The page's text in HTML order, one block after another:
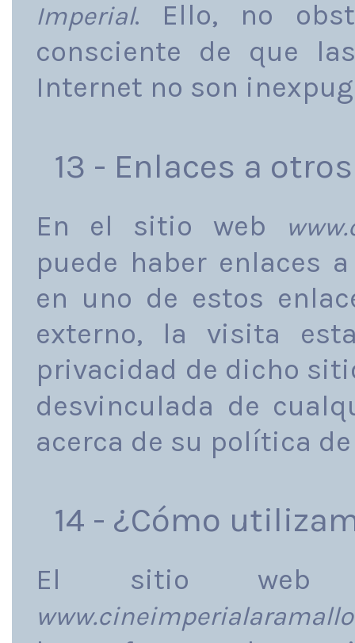
Imperial. Ello, no
consciente de que
Internet no son
13 - Enlaces a
En el sitio web
puede haber enlaces
en uno de estos
externo, la visita
privacidad de dicho
desvinculada de
acerca de su política
14 - ¿Cómo
El sitio web